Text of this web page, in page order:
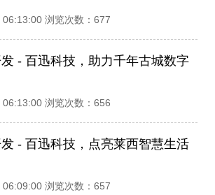
浏览次数：677
- 百迅科技，助力千年古城数字
浏览次数：656
- 百迅科技，点亮莱西智慧生活
浏览次数：657